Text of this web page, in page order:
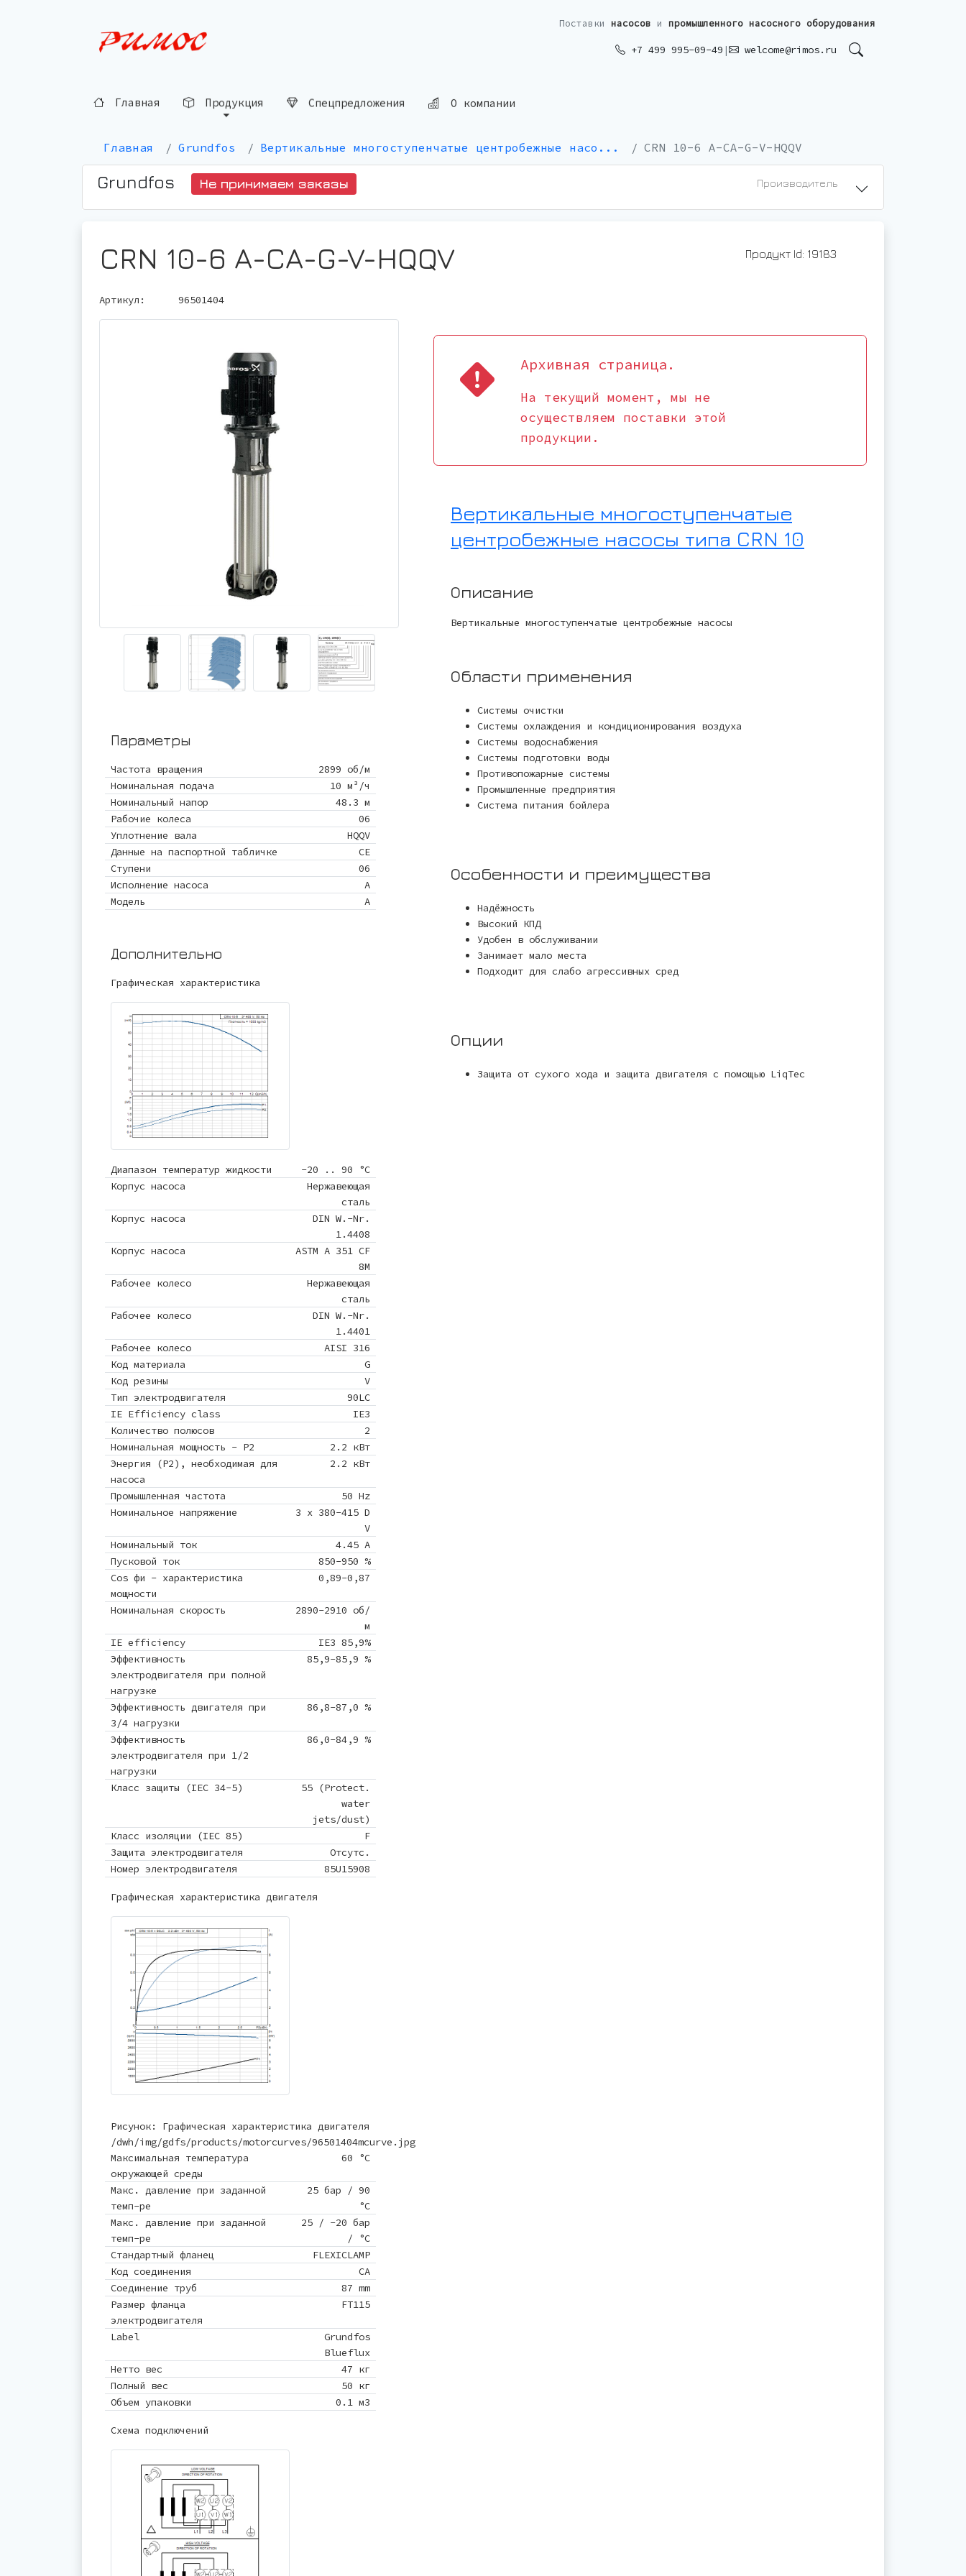
Поставки насосов и промышленного насосного оборудования
+7 499 995-09-49 | welcome@rimos.ru
Главная Продукция Спецпредложения О компании
Главная Grundfos Вертикальные многоступенчатые центробежные насо... CRN 10-6 A-CA-G-V-HQQV
Grundfos Не принимаем заказы Производитель
CRN 10-6 A-CA-G-V-HQQV Продукт Id: 19183
Артикул: 96501404
Параметры
Частота вращения
2899 об/м
Номинальная подача
10 м³/ч
Номинальный напор
48.3 м
Рабочие колеса
06
Уплотнение вала
HQQV
Данные на паспортной табличке
CE
Ступени
06
Исполнение насоса
A
Модель
A
Дополнительно
Графическая характеристика
Диапазон температур жидкости
-20 .. 90 °C
Корпус насоса
Нержавеющая
сталь
Корпус насоса
DIN W.-Nr.
1.4408
Корпус насоса
ASTM A 351 CF
8M
Рабочее колесо
Нержавеющая
сталь
Рабочее колесо
DIN W.-Nr.
1.4401
Рабочее колесо
AISI 316
Код материала
G
Код резины
V
Тип электродвигателя
90LC
IE Efficiency class
IE3
Количество полюсов
2
Номинальная мощность - P2
2.2 кВт
Энергия (Р2), необходимая для
насоса
2.2 кВт
Промышленная частота
50 Hz
Номинальное напряжение
3 x 380-415 D
V
Номинальный ток
4.45 A
Пусковой ток
850-950 %
Cos фи - характеристика
мощности
0,89-0,87
Номинальная скорость
2890-2910 об/
м
IE efficiency
IE3 85,9%
Эффективность
электродвигателя при полной
нагрузке
85,9-85,9 %
Эффективность двигателя при
3/4 нагрузки
86,8-87,0 %
Эффективность
электродвигателя при 1/2
нагрузки
86,0-84,9 %
Класс защиты (IEC 34-5)
55 (Protect.
water
jets/dust)
Класс изоляции (IEC 85)
F
Защита электродвигателя
Отсутс.
Номер электродвигателя
85U15908
Графическая характеристика двигателя
Рисунок: Графическая характеристика двигателя
/dwh/img/gdfs/products/motorcurves/96501404mcurve.jpg
Максимальная температура
окружающей среды
60 °C
Макс. давление при заданной
темп-ре
25 бар / 90
°C
Макс. давление при заданной
темп-ре
25 / -20 бар
/ °C
Стандартный фланец
FLEXICLAMP
Код соединения
CA
Соединение труб
87 mm
Размер фланца
электродвигателя
FT115
Label
Grundfos
Blueflux
Нетто вес
47 кг
Полный вес
50 кг
Объем упаковки
0.1 м3
Схема подключений
Архивная страница.
На текущий момент, мы не
осуществляем поставки этой
продукции.
Вертикальные многоступенчатые
центробежные насосы типа CRN 10
Описание
Вертикальные многоступенчатые центробежные насосы
Области применения
Системы очистки
Системы охлаждения и кондиционирования воздуха
Системы водоснабжения
Системы подготовки воды
Противопожарные системы
Промышленные предприятия
Система питания бойлера
Особенности и преимущества
Надёжность
Высокий КПД
Удобен в обслуживании
Занимает мало места
Подходит для слабо агрессивных сред
Опции
Защита от сухого хода и защита двигателя с помощью LiqTec